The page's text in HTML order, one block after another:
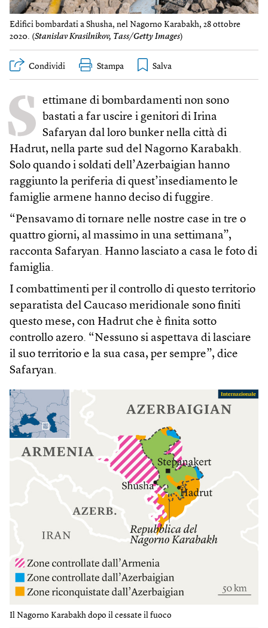
Edifici bombardati a Shusha, nel Nagorno Karabakh, 28 ottobre
2020. (Stanislav Krasilnikov, Tass/Getty Images)
Condividi Stampa
S ettimane di bombardamenti non sono
bastati a far uscire i genitori di Irina
Safaryan dal loro bunker nella città di
Hadrut, nella parte sud del Nagorno Karabakh.
Solo quando i soldati dell’Azerbaigian hanno
raggiunto la periferia di quest’insediamento le
famiglie armene hanno deciso di fuggire.
“Pensavamo di tornare nelle nostre case in tre o
quattro giorni, al massimo in una settimana”,
racconta Safaryan. Hanno lasciato a casa le foto di
famiglia.
I combattimenti per il controllo di questo territorio
separatista del Caucaso meridionale sono finiti
questo mese, con Hadrut che è finita sotto
controllo azero. “Nessuno si aspettava di lasciare
il suo territorio e la sua casa, per sempre”, dice
Safaryan.
Il Nagorno Karabakh dopo il cessate il fuoco